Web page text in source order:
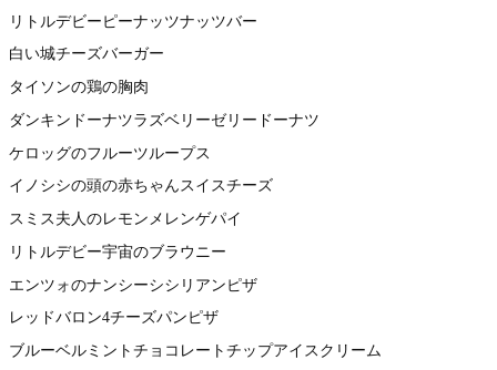
リトルデビーピーナッツナッツバー
白い城チーズバーガー
タイソンの鶏の胸肉
ダンキンドーナツラズベリーゼリードーナツ
ケロッグのフルーツループス
イノシシの頭の赤ちゃんスイスチーズ
スミス夫人のレモンメレンゲパイ
リトルデビー宇宙のブラウニー
エンツォのナンシーシシリアンピザ
レッドバロン4チーズパンピザ
ブルーベルミントチョコレートチップアイスクリーム